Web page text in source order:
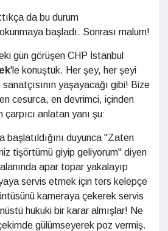
da bu durum
başladı. Sonrası malum!
gün görüşen CHP İstanbul
'le konuştuk. Her şey, her şeyi
yaşayacağı gibi! Bize
cesurca, en devrimci, içinden
anlatan yanı şu:
başlatıldığını duyunca "Zaten
tişörtümü giyip geliyorum" diyen
apar topar yakalayıp
servis etmek için ters kelepçe
kameraya çekerek servis
hukuki bir karar almışlar! Ne
gülümseyerek poz vermiş.